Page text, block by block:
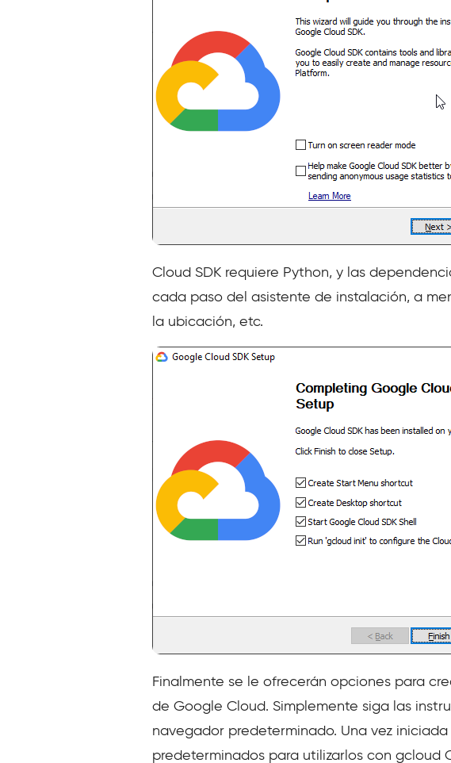
Cloud SDK requiere Python, y las
cada paso del asistente de instalación, a
la ubicación, etc.
Finalmente se le ofrecerán opciones para
de Google Cloud. Simplemente siga las
navegador predeterminado. Una vez
predeterminados para utilizarlos con gcloud